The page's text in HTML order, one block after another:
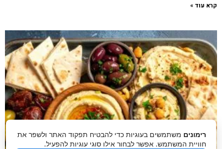
קרא עוד »
רימונים משתמשים בעוגיות כדי להבטיח תפקוד האתר ולשפר את
חוויית המשתמש. אפשר לבחור אילו סוגי עוגיות להפעיל.